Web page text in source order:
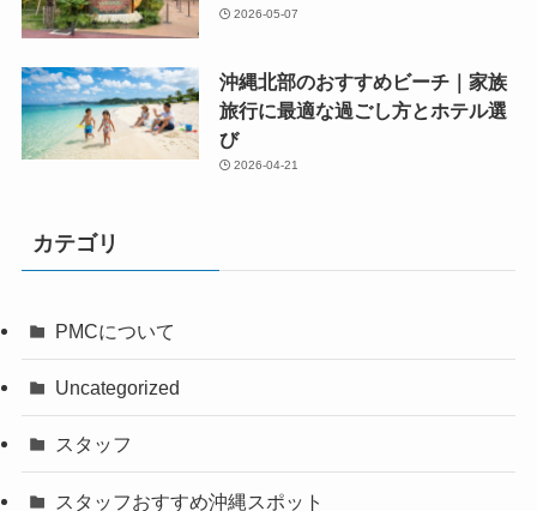
2026-05-07
沖縄北部のおすすめビーチ｜家族
旅行に最適な過ごし方とホテル選
び
2026-04-21
カテゴリ
PMCについて
Uncategorized
スタッフ
スタッフおすすめ沖縄スポット